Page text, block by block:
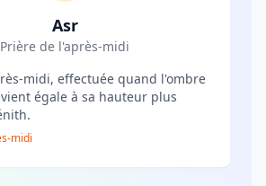
Asr
Prière de l'après-midi
midi, effectuée quand l'ombre
égale à sa hauteur plus
midi